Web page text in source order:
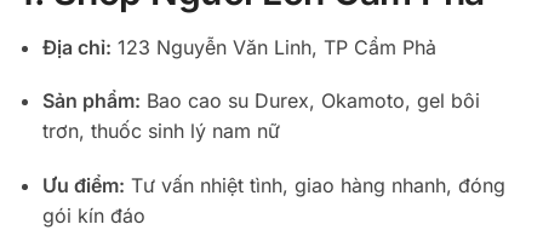
Địa chỉ: 123 Nguyễn Văn Linh, TP Cẩm Phả
Sản phẩm: Bao cao su Durex, Okamoto, gel bôi
trơn, thuốc sinh lý nam nữ
Ưu điểm: Tư vấn nhiệt tình, giao hàng nhanh, đóng
gói kín đáo